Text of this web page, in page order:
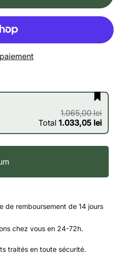
1.065,00 lei
Total 1.033,05 lei
de remboursement de 14 jours
chez vous en 24-72h.
traités en toute sécurité.